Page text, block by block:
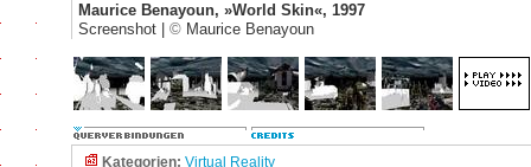
Maurice Benayoun, »World Skin«, 1997
Screenshot | © Maurice Benayoun
Kategorien: Virtual Reality